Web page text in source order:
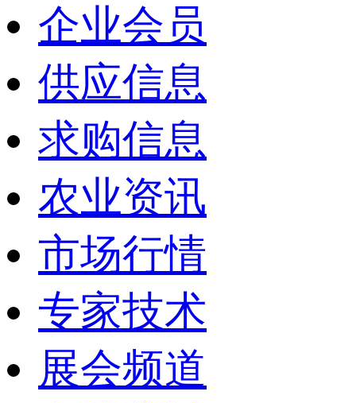
企业会员
供应信息
求购信息
农业资讯
市场行情
专家技术
展会频道